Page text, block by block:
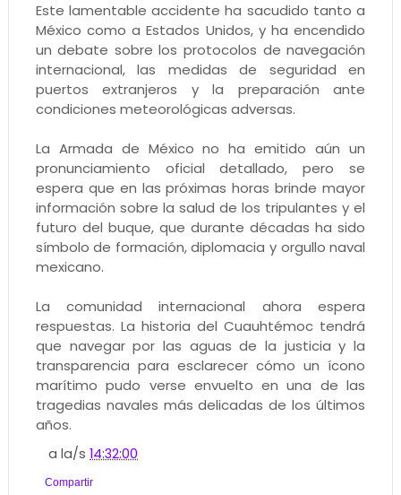
Este lamentable accidente ha sacudido tanto a
México como a Estados Unidos, y ha encendido
un debate sobre los protocolos de navegación
internacional, las medidas de seguridad en
puertos extranjeros y la preparación ante
condiciones meteorológicas adversas.
La Armada de México no ha emitido aún un
pronunciamiento oficial detallado, pero se
espera que en las próximas horas brinde mayor
información sobre la salud de los tripulantes y el
futuro del buque, que durante décadas ha sido
símbolo de formación, diplomacia y orgullo naval
mexicano.
La comunidad internacional ahora espera
respuestas. La historia del Cuauhtémoc tendrá
que navegar por las aguas de la justicia y la
transparencia para esclarecer cómo un ícono
marítimo pudo verse envuelto en una de las
tragedias navales más delicadas de los últimos
años.
a la/s14:32:00
Compartir